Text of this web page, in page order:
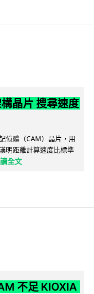
晶片 搜尋速度
憶體（CAM）晶片，用
明距離計算速度比標準
全文
不足 KIOXIA